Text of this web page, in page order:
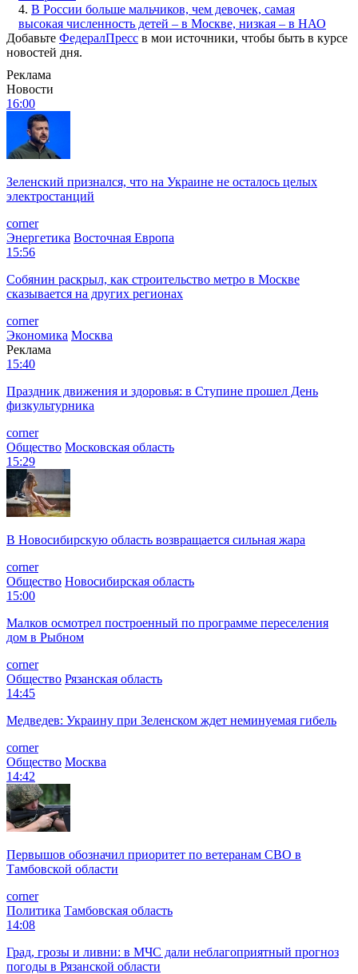
4. В России больше мальчиков, чем девочек, самая
высокая численность детей – в Москве, низкая – в НАО
Добавьте ФедералПресс в мои источники, чтобы быть в курсе
новостей дня.
Реклама
Новости
16:00
Зеленский признался, что на Украине не осталось целых
электростанций
corner
Энергетика Восточная Европа
15:56
Собянин раскрыл, как строительство метро в Москве
сказывается на других регионах
corner
Экономика Москва
Реклама
15:40
Праздник движения и здоровья: в Ступине прошел День
физкультурника
corner
Общество Московская область
15:29
В Новосибирскую область возвращается сильная жара
corner
Общество Новосибирская область
15:00
Малков осмотрел построенный по программе переселения
дом в Рыбном
corner
Общество Рязанская область
14:45
Медведев: Украину при Зеленском ждет неминуемая гибель
corner
Общество Москва
14:42
Первышов обозначил приоритет по ветеранам СВО в
Тамбовской области
corner
Политика Тамбовская область
14:08
Град, грозы и ливни: в МЧС дали неблагоприятный прогноз
погоды в Рязанской области